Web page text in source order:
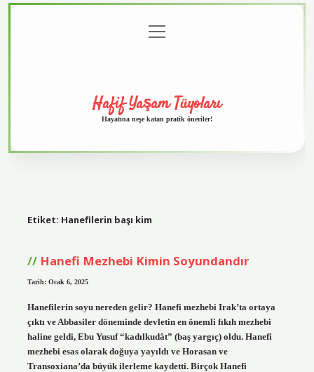
menüyü
aç
Hafif Yaşam Tüyoları
Hayatına neşe katan pratik öneriler!
Etiket: Hanefilerin başı kim
Hanefi Mezhebi Kimin Soyundandır
Tarih: Ocak 6, 2025
Hanefilerin soyu nereden gelir? Hanefi mezhebi Irak’ta ortaya
çıktı ve Abbasiler döneminde devletin en önemli fıkıh mezhebi
haline geldi, Ebu Yusuf “kadılkudât” (baş yargıç) oldu. Hanefi
mezhebi esas olarak doğuya yayıldı ve Horasan ve
Transoxiana’da büyük ilerleme kaydetti. Birçok Hanefi